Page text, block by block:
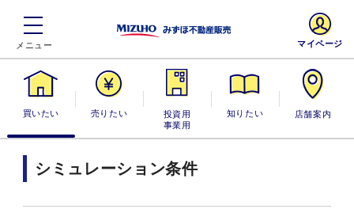
買いたい 売りたい
投資用・事業
用
知りたい 店舗案内
マイページ
シミュレーション条件